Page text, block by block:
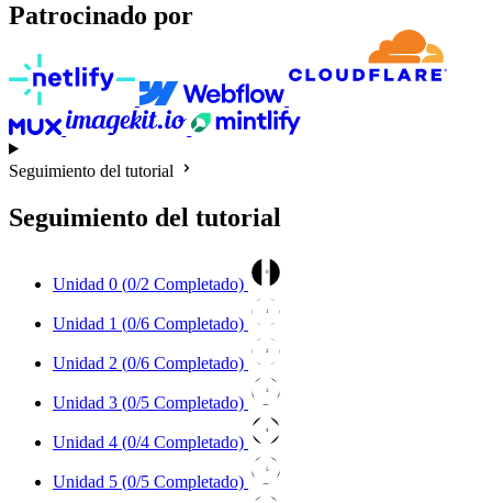
Patrocinado por
Seguimiento del tutorial
Seguimiento del tutorial
Unidad 0 (0/2 Completado)
0
Unidad 1 (0/6 Completado)
1
Unidad 2 (0/6 Completado)
2
Unidad 3 (0/5 Completado)
3
Unidad 4 (0/4 Completado)
4
Unidad 5 (0/5 Completado)
5